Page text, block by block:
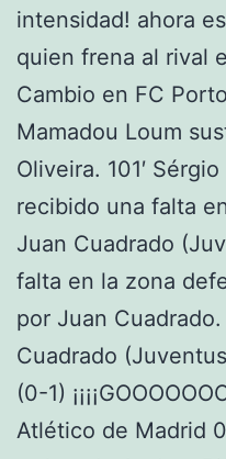
intensidad! ahora
quien frena al rival
Cambio en FC
Mamadou Loum
Oliveira. 101′
recibido una falta
Juan Cuadrado
falta en la zona
por Juan Cuadrado.
Cuadrado
(0-1)
Atlético de Madrid